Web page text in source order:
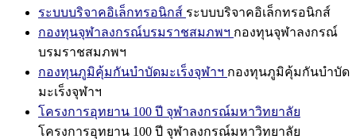
ระบบบริจาคอิเล็กทรอนิกส์ ระบบบริจาคอิเล็กทรอนิกส์
กองทุนจุฬาลงกรณ์บรมราชสมภพฯ กองทุนจุฬาลงกรณ์
บรมราชสมภพฯ
กองทุนภูมิคุ้มกันบำบัดมะเร็งจุฬาฯ กองทุนภูมิคุ้มกันบำบัด
มะเร็งจุฬาฯ
โครงการอุทยาน 100 ปี จุฬาลงกรณ์มหาวิทยาลัย
โครงการอุทยาน 100 ปี จุฬาลงกรณ์มหาวิทยาลัย